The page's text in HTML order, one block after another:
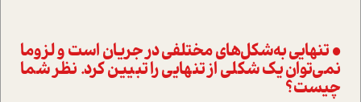
• تنهایی به‌شکل‌های مختلفی در جریان ا‌ست و لزوما
نمی‌توان یک شکلی از تنهایی را تبیین کرد. نظر شما
چیست؟